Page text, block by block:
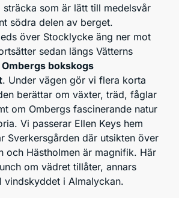
sträcka som är lätt till medelsvår
södra delen av berget.
över Stocklycke äng ner mot
sedan längs Vätterns
Ombergs bokskogs
. Under vägen gör vi flera korta
berättar om växter, träd, fåglar
om Ombergs fascinerande natur
Vi passerar Ellen Keys hem
Sverkersgården där utsikten över
och Hästholmen är magnifik. Här
om vädret tillåter, annars
vindskyddet i Almalyckan.